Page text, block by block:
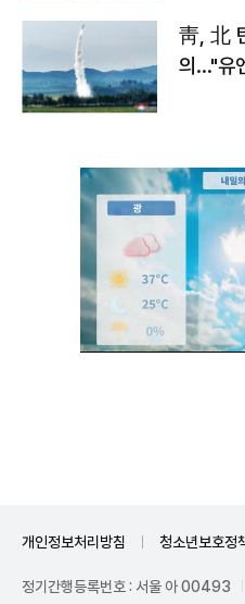
靑, 北
의…"유
개인정보처리방침 청소년보호정
정기간행등록번호 : 서울 아 00493